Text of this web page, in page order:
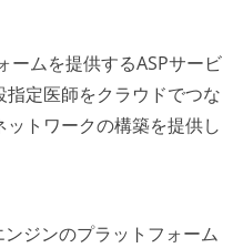
ムを提供するASPサービ
定医師をクラウドでつな
トワークの構築を提供し
ジンのプラットフォーム